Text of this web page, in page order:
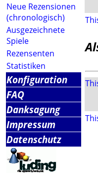
Neue Rezensionen
(chronologisch)
Ausgezeichnete
Spiele
Rezensenten
Statistiken
Konfiguration
FAQ
Danksagung
Impressum
Datenschutz